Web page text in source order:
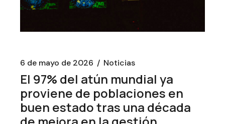
6 de mayo de 2026 Noticias
El 97% del atún mundial ya
proviene de poblaciones en
buen estado tras una década